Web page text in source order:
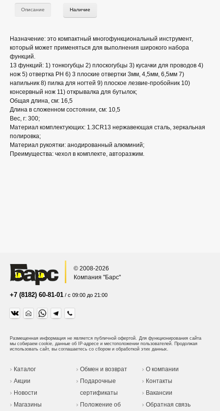
Описание Наличие
Назначение: это компактный многофункциональный инструмент,
который может применяться для выполнения широкого набора
функций.
13 функций: 1) тонкогубцы 2) плоскогубцы 3) кусачки для проводов 4)
нож 5) отвертка PH 6) 3 плоские отвертки 3мм, 4,5мм, 6,5мм 7)
напильник 8) пилка для ногтей 9) плоское лезвие-пробойник 10)
консервный нож 11) открывалка для бутылок;
Общая длина, см: 16,5
Длина в сложенном состоянии, см: 10,5
Вес, г: 300;
Материал комплектующих: 1.3CR13 нержавеющая сталь, зеркальная
полировка;
Материал рукоятки: анодированный алюминий;
Преимущества: чехол в комплекте, авторазжим.
© 2008-2026
Компания "Барс"
+7 (8182) 60-81-01 / с 09:00 до 21:00
Размещенная информация не является публичной офертой. Для функционирования сайта
мы собираем cookie, данные об IP-адресе и местоположении пользователей. Продолжая
использовать сайт, вы соглашаетесь со сбором и обработкой этих данных.
Каталог
Акции
Новости
Магазины
Обмен и возврат
Подарочные
сертификаты
Положение об
О компании
Контакты
Вакансии
Обратная связь